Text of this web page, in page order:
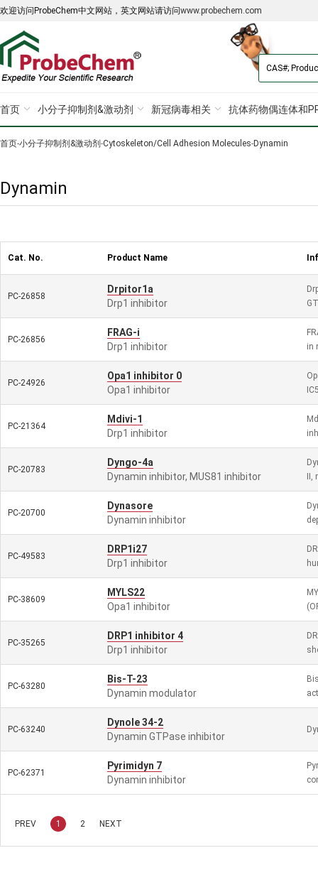
欢迎访问ProbeChem中文网站，英文网站请访问www.probechem.com
首页 小分子抑制剂&激动剂 新冠病毒相关 抗体药物偶连体和
首页-小分子抑制剂&激动剂 -Cytoskeleton/Cell Adhesion Molecules-Dynamin
Dynamin
Cat. No. Product Name
PC-26858
Drpitor1a
Drp1 inhibitor
PC-26856
FRAG-i
Drp1 inhibitor
in
PC-24926
Opa1 inhibitor 0
Opa1 inhibitor
PC-21364
Mdivi-1
Drp1 inhibitor
PC-20783
Dyngo-4a
Dynamin inhibitor, MUS81 inhibitor
PC-20700
Dynasore
Dynamin inhibitor
PC-49583
DRP1i27
Drp1 inhibitor
PC-38609
MYLS22
Opa1 inhibitor
PC-35265
DRP1 inhibitor 4
Drp1 inhibitor
PC-63280
Bis-T-23
Dynamin modulator
PC-63240
Dynole 34-2
Dynamin GTPase inhibitor
PC-62371
Pyrimidyn 7
Dynamin inhibitor
PREV 1 2 NEXT